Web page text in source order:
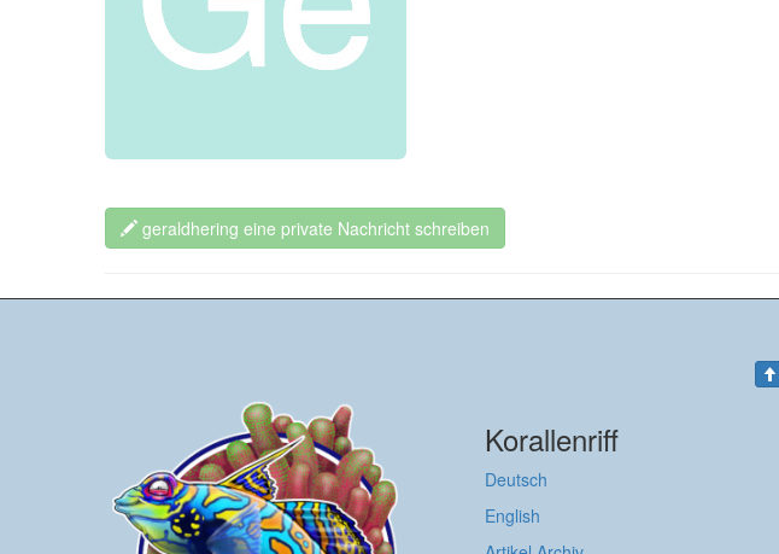
geraldhering eine private Nachricht schreiben
Korallenriff
Deutsch
English